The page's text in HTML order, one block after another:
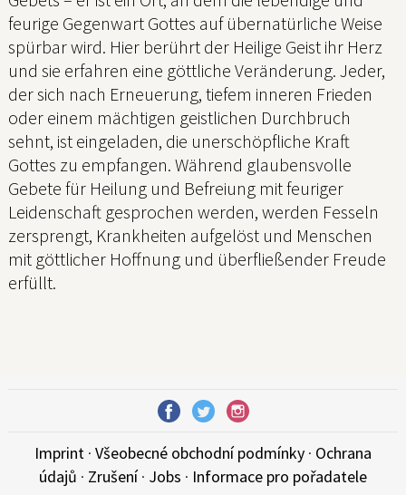
feurige Gegenwart Gottes auf übernatürliche Weise
spürbar wird. Hier berührt der Heilige Geist ihr Herz
und sie erfahren eine göttliche Veränderung. Jeder,
der sich nach Erneuerung, tiefem inneren Frieden
oder einem mächtigen geistlichen Durchbruch
sehnt, ist eingeladen, die unerschöpfliche Kraft
Gottes zu empfangen. Während glaubensvolle
Gebete für Heilung und Befreiung mit feuriger
Leidenschaft gesprochen werden, werden Fesseln
zersprengt, Krankheiten aufgelöst und Menschen
mit göttlicher Hoffnung und überfließender Freude
erfüllt.
Imprint · Všeobecné obchodní podmínky · Ochrana
údajů · Zrušení· Jobs · Informace pro pořadatele